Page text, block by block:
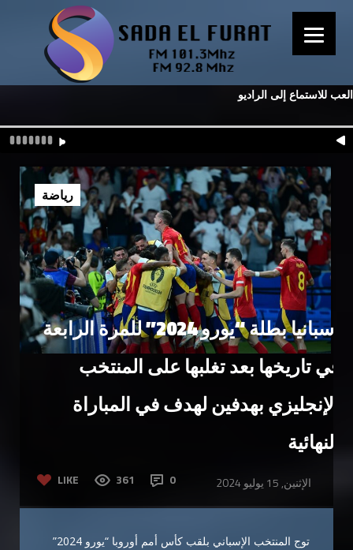
العب للاستماع إلى الراديو
إسبانيا بطلة “يورو 2024” للمرة الرابعة
في تاريخها بعد تغلبها على المنتخب
الإنجليزي بهدفين لهدف في المباراة
النهائية
LIKE 361 0 الإثنين, 15 يوليو 2024
رياضة
توج المنتخب الإسباني بلقب كأس أمم أوروبا “يورو 2024”